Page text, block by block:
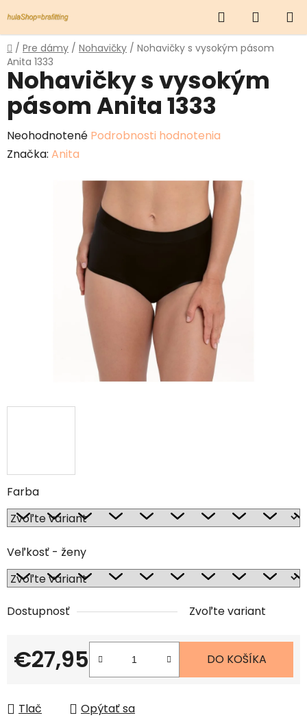
na
obsah
Hľadať
KOŠÍK
Domov
/ Pre dámy / Nohavičky / Nohavičky s vysokým pásom
Anita 1333
Farba
Veľkosť - ženy
Dostupnosť Zvoľte variant
€27,95
Jednotková cena:
DO KOŠÍKA
Tlač Opýtať sa
Nohavičky s vysokým
pásom Anita 1333
Priemerné
hodnotenie
Neohodnotené Podrobnosti hodnotenia
Značka: Anita